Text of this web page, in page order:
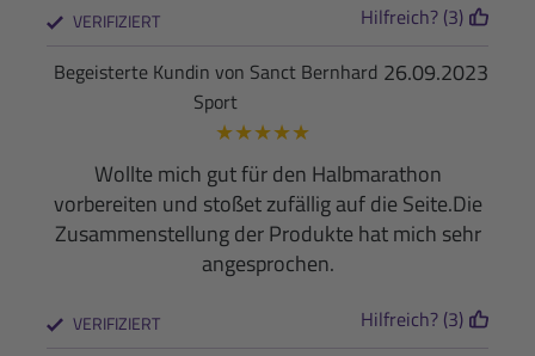
VERIFIZIERT Hilfreich? (3)
26.09.2023
Begeisterte Kundin von Sanct Bernhard
Sport
★★★★★
Wollte mich gut für den Halbmarathon
vorbereiten und stoßet zufällig auf die Seite.Die
Zusammenstellung der Produkte hat mich sehr
angesprochen.
VERIFIZIERT Hilfreich? (3)